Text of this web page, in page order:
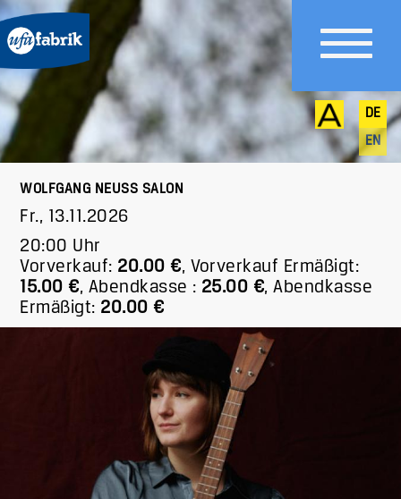
DE
EN
WOLFGANG NEUSS SALON
Fr., 13.11.2026
20:00 Uhr
Vorverkauf: 20.00 €, Vorverkauf Ermäßigt:
15.00 €, Abendkasse : 25.00 €,Abendkasse
Ermäßigt: 20.00 €